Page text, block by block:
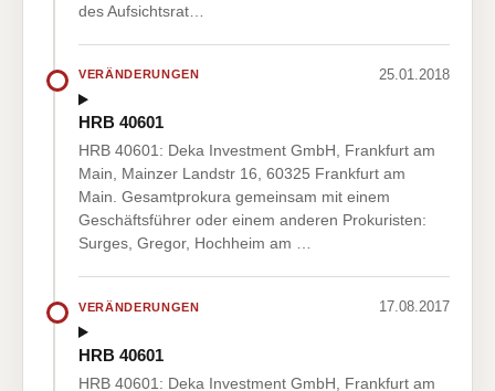
des Aufsichtsrat…
VERÄNDERUNGEN 25.01.2018
HRB 40601
HRB 40601: Deka Investment GmbH, Frankfurt am
Main, Mainzer Landstr 16, 60325 Frankfurt am
Main. Gesamtprokura gemeinsam mit einem
Geschäftsführer oder einem anderen Prokuristen:
Surges, Gregor, Hochheim am …
VERÄNDERUNGEN 17.08.2017
HRB 40601
HRB 40601: Deka Investment GmbH, Frankfurt am